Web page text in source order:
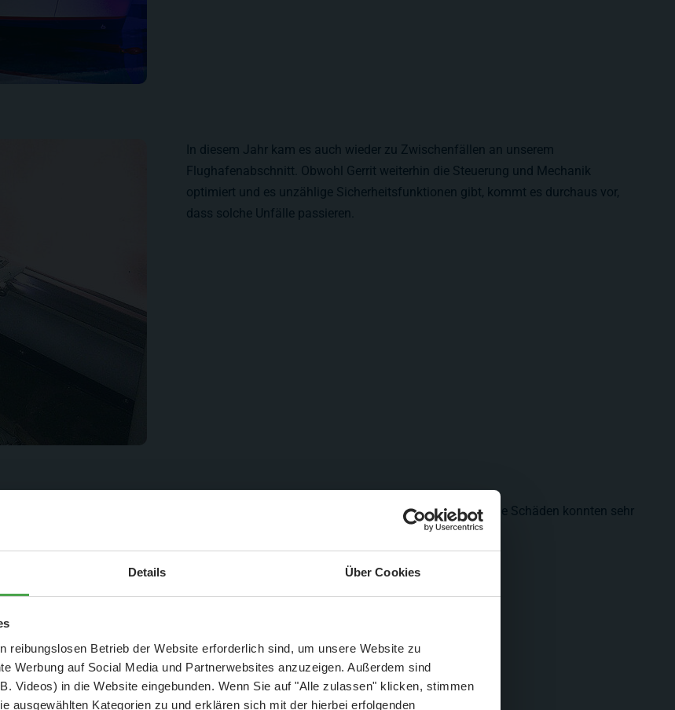
Details Über Cookies
reibungslosen Betrieb der Website erforderlich sind, um unsere Website zu
Werbung auf Social Media und Partnerwebsites anzuzeigen. Außerdem sind
Videos) in die Website eingebunden. Wenn Sie auf "Alle zulassen" klicken, stimmen
ausgewählten Kategorien zu und erklären sich mit der hierbei erfolgenden
In diesem Jahr kam es auch wieder zu Zwischenfällen an unserem
Flughafenabschnitt. Obwohl Gerrit weiterhin die Steuerung und Mechanik
optimiert und es unzählige Sicherheitsfunktionen gibt, kommt es durchaus vor,
dass solche Unfälle passieren.
Zum Glück nie wirklich schlimmes oder gefährliches. Viele Schäden konnten sehr
Schließen
Aktuelle Mitteilung
25 % Ersparnis bei Große Pötte & kleine Züge im August
und September - ohne Wartezeit
- Abendliche Hafenrundfahrt/Lichterfahrt 🛥️
Wunderland-BesuchOHNEWartezeit 🚂